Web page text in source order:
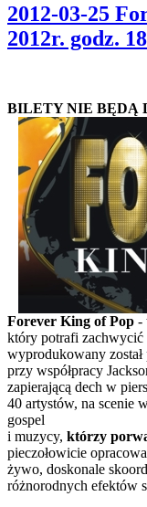
2012-03-25
2012r. godz.
BILETY NIE BĘDĄ
Forever King of Pop -
który potrafi zachwycić
wyprodukowany
przy współpracy
zapierającą dech w
40 artystów, na scenie
gospel
i muzycy, którzy
pieczołowicie
żywo, doskonale
różnorodnych efektów